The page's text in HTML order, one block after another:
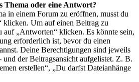
Thema oder eine Antwort?
in einem Forum zu eröffnen, musst du
klicken. Um auf einen Beitrag zu
auf „Antworten“ klicken. Es könnte sein,
erforderlich ist, bevor du einen
Deine Berechtigungen sind jeweils
und der Beitragsansicht aufgelistet. Z. B.
erstellen“, „Du darfst Dateianhänge